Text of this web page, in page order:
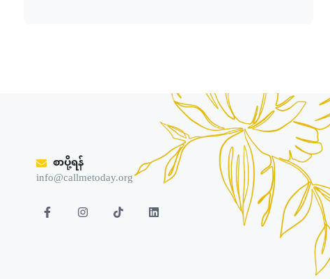
စာပို့ရန်
info@callmetoday.org